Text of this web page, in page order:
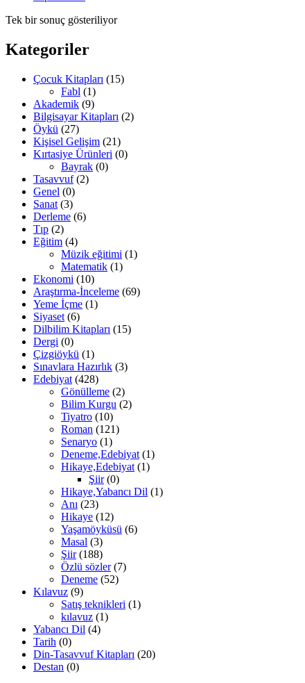
Tek bir sonuç gösteriliyor
Kategoriler
Çocuk Kitapları (15)
Fabl (1)
Akademik (9)
Bilgisayar Kitapları (2)
Öykü (27)
Kişisel Gelişim (21)
Kırtasiye Ürünleri (0)
Bayrak (0)
Tasavvuf (2)
Genel (0)
Sanat (3)
Derleme (6)
Tıp (2)
Eğitim (4)
Müzik eğitimi (1)
Matematik (1)
Ekonomi (10)
Araştırma-İnceleme (69)
Yeme İçme (1)
Siyaset (6)
Dilbilim Kitapları (15)
Dergi (0)
Çizgiöykü (1)
Sınavlara Hazırlık (3)
Edebiyat (428)
Gönülleme (2)
Bilim Kurgu (2)
Tiyatro (10)
Roman (121)
Senaryo (1)
Deneme,Edebiyat (1)
Hikaye,Edebiyat (1)
Şiir (0)
Hikaye,Yabancı Dil (1)
Anı (23)
Hikaye (12)
Yaşamöyküsü (6)
Masal (3)
Şiir (188)
Özlü sözler (7)
Deneme (52)
Kılavuz (9)
Satış teknikleri (1)
kılavuz (1)
Yabancı Dil (4)
Tarih (0)
Din-Tasavvuf Kitapları (20)
Destan (0)